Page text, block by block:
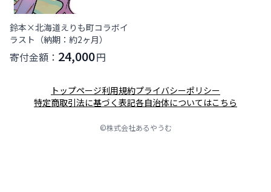
鈴本×北海道えりも町コラボイ
ラスト（納期：約2ヶ月）
寄付金額： 24,000円
トップページ利用規約プライバシーポリシー
特定商取引法に基づく表記各自治体についてはこちら
©株式会社あるやうむ